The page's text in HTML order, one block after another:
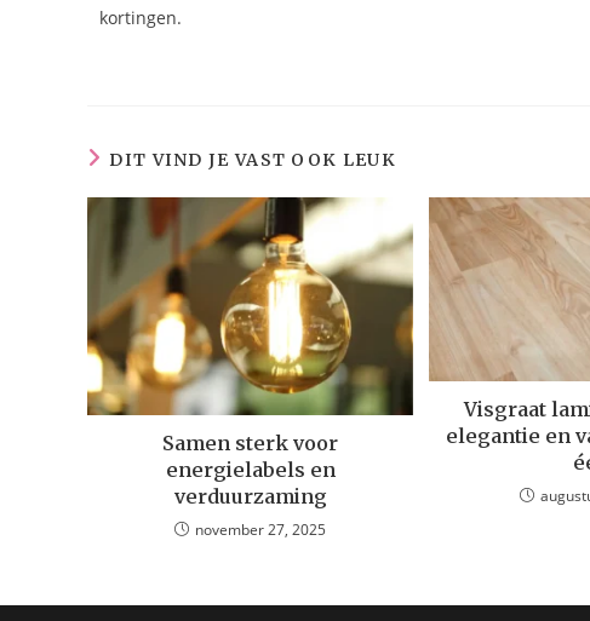
kortingen.
DIT VIND JE VAST OOK LEUK
Samen sterk voor
energielabels en
verduurzaming
november 27, 2025
Visgraat
elegantie en